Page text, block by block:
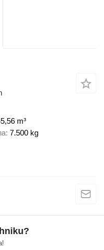
m³
7.500 kg